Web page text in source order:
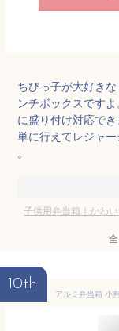
ちびっ子が大好き
ンチボックスです
に盛り付け対応で
単に行えてレジャ
。
子供用弁当箱｜かわ
10th